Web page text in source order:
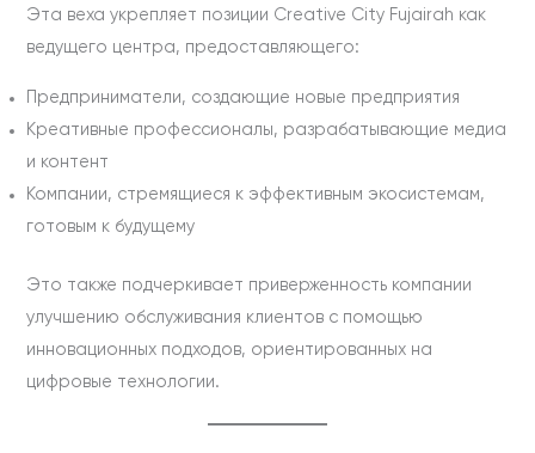
Эта веха укрепляет позиции Creative City Fujairah как
ведущего центра, предоставляющего:
Предприниматели, создающие новые предприятия
Креативные профессионалы, разрабатывающие медиа
и контент
Компании, стремящиеся к эффективным экосистемам,
готовым к будущему
Это также подчеркивает приверженность компании
улучшению обслуживания клиентов с помощью
инновационных подходов, ориентированных на
цифровые технологии.